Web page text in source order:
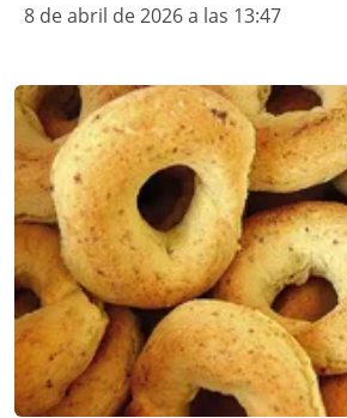
8 de abril de 2026 a las 13:47